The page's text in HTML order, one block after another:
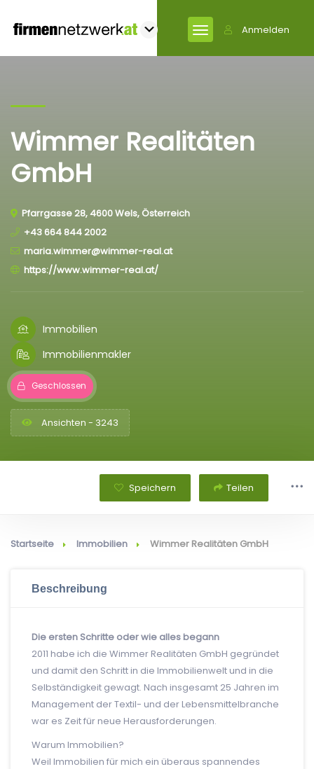
Anmelden
Wimmer Realitäten
GmbH
Pfarrgasse 28, 4600 Wels, Österreich
+43 664 844 2002
maria.wimmer@wimmer-real.at
https://www.wimmer-real.at/
Immobilien
Immobilienmakler
Geschlossen
Ansichten - 3243
Speichern Teilen
Startseite Immobilien Wimmer Realitäten GmbH
Beschreibung
Die ersten Schritte oder wie alles begann
2011 habe ich die Wimmer Realitäten GmbH gegründet
und damit den Schritt in die Immobilienwelt und in die
Selbständigkeit gewagt. Nach insgesamt 25 Jahren im
Management der Textil- und der Lebensmittelbranche
war es Zeit für neue Herausforderungen.
Warum Immobilien?
Weil Immobilien für mich ein überaus spannendes